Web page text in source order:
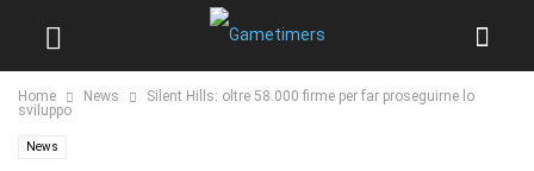
Home News
Silent Hills: oltre 58.000 firme per far proseguirne lo
sviluppo
News